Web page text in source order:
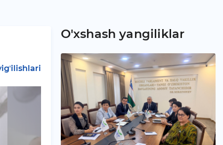
O'xshash yangiliklar